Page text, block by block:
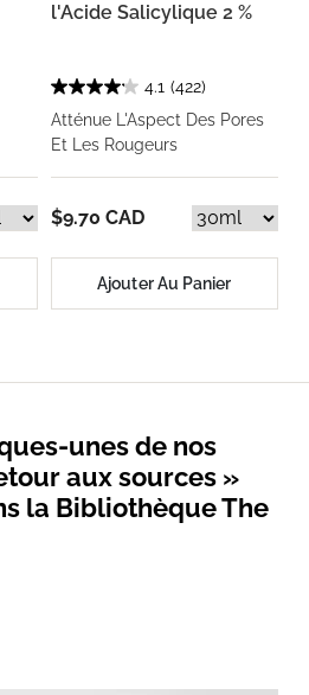
l'Acide Salicylique 2 %
4.1 (422)
Atténue L'Aspect Des Pores
Et Les Rougeurs
$9.70 CAD
Ajouter Au Panier
unes de nos
aux sources »
la Bibliothèque The